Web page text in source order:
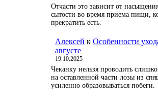
Отчасти это зависит от
сытости во время приема пищи,
прекратить есть.
Алексей к Особенности
августе
19.10.2025
Чеканку нельзя проводить
на оставленной части лозы из
усиленно образовываться побеги.